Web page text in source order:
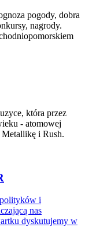
pogody, dobra
nagrody.
która przez
- atomowej
i Rush.
i
nas
dyskutujemy w